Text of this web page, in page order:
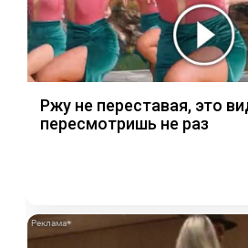
Ржу не переставая, это
пересмотришь не раз